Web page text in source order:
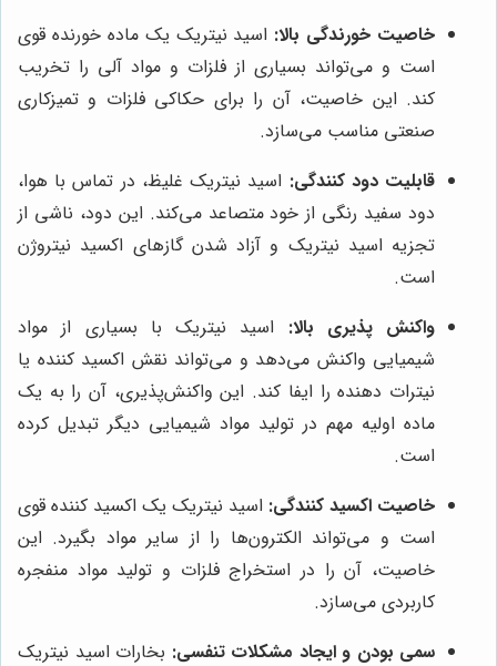
خاصیت خورندگی بالا: اسید نیتریک یک ماده خورنده قوی
است و می‌تواند بسیاری از فلزات و مواد آلی را تخریب
کند. این خاصیت، آن را برای حکاکی فلزات و تمیزکاری
صنعتی مناسب می‌سازد.
قابلیت دود کنندگی: اسید نیتریک غلیظ، در تماس با هوا،
دود سفید رنگی از خود متصاعد می‌کند. این دود، ناشی از
تجزیه اسید نیتریک و آزاد شدن گازهای اکسید نیتروژن
است.
واکنش پذیری بالا: اسید نیتریک با بسیاری از مواد
شیمیایی واکنش می‌دهد و می‌تواند نقش اکسید کننده یا
نیترات دهنده را ایفا کند. این واکنش‌پذیری، آن را به یک
ماده اولیه مهم در تولید مواد شیمیایی دیگر تبدیل کرده
است.
خاصیت اکسید کنندگی: اسید نیتریک یک اکسید کننده قوی
است و می‌تواند الکترون‌ها را از سایر مواد بگیرد. این
خاصیت، آن را در استخراج فلزات و تولید مواد منفجره
کاربردی می‌سازد.
سمی بودن و ایجاد مشکلات تنفسی: بخارات اسید نیتریک